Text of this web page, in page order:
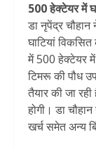
500 हेक्टेयर में
डा नृपेंद्र
घाटियां
में 500 हेक्टेयर
टिमरू की पौध
तैयार की जा
होगी। डा
खर्च समेत अन्य